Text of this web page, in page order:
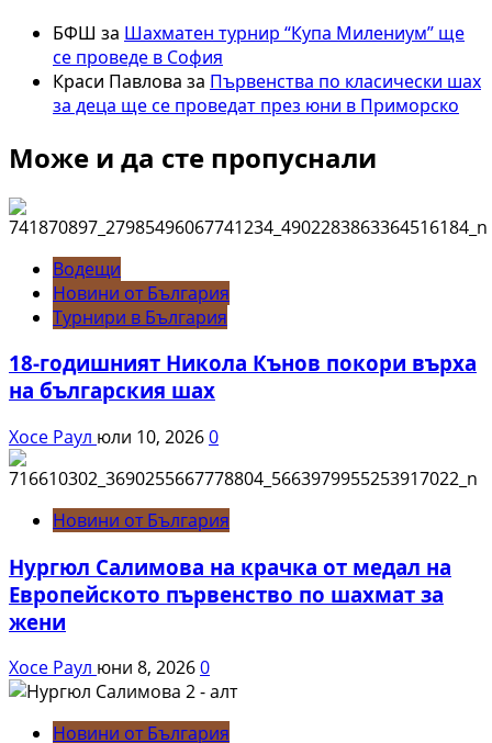
БФШ за Шахматен турнир “Купа Милениум” ще
се проведе в София
Краси Павлова за Първенства по класически шах
за деца ще се проведат през юни в Приморско
Може и да сте пропуснали
Водещи
Новини от България
Турнири в България
18-годишният Никола Кънов покори върха
на българския шах
Хосе Раул юли 10, 20260
Новини от България
Нургюл Салимова на крачка от медал на
Европейското първенство по шахмат за
жени
Хосе Раул юни 8, 20260
Новини от България